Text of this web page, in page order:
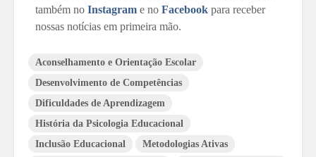
também no Instagram e no Facebook para receber
nossas notícias em primeira mão.
Aconselhamento e Orientação Escolar
Desenvolvimento de Competências
Dificuldades de Aprendizagem
História da Psicologia Educacional
Inclusão Educacional
Metodologias Ativas